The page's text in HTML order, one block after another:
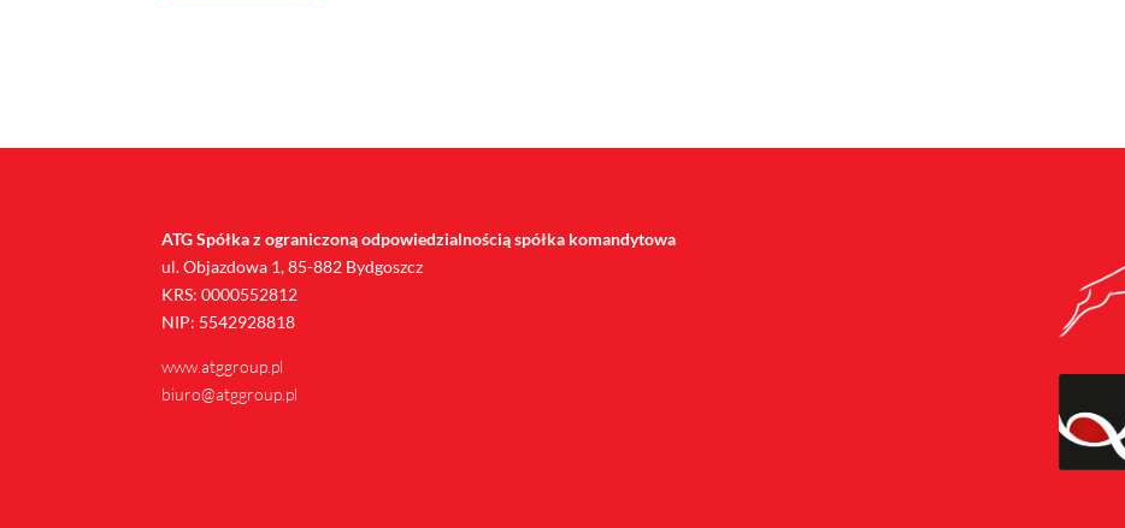
ATG Spółka z ograniczoną odpowiedzialnością spółka komandytowa
ul. Objazdowa 1, 85-882 Bydgoszcz
KRS: 0000552812
NIP: 5542928818
www.atggroup.pl
biuro@atggroup.pl